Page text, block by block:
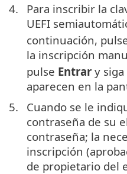
4.
Para inscribir la
UEFI
continuación,
la inscripción
pulse Entrar y
aparecen en la
5.
Cuando se le
contraseña de su
contraseña; la
inscripción
de propietario del